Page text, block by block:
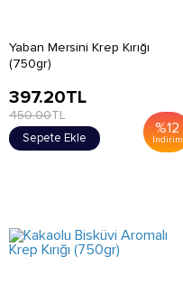
Yaban Mersini Krep Kırığı
(750gr)
%12
İndirim
397.20TL
450.00TL
Sepete Ekle